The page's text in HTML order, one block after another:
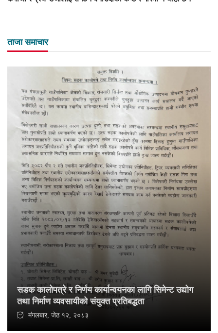
ताजा समाचार
सडक कालोपत्रे र निर्णय कार्यान्वयनका लागि सिमेन्ट उद्योग
तथा निर्माण व्यवसायीको संयुक्त प्रतिबद्धता
मंगलबार, जेठ १२, २०८३